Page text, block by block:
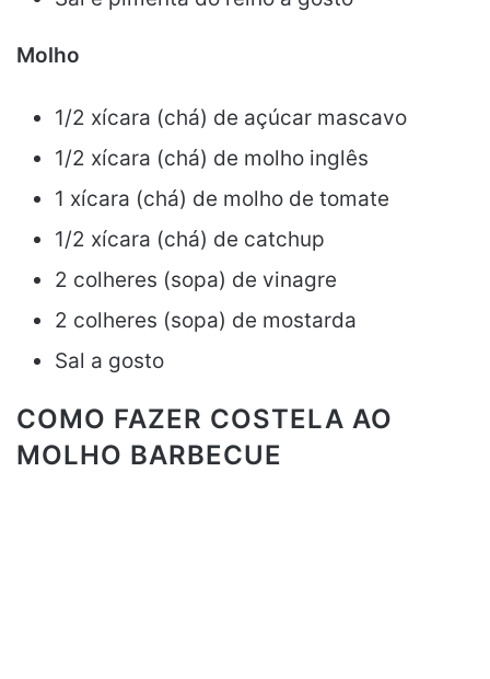
Molho
1/2 xícara (chá) de açúcar mascavo
1/2 xícara (chá) de molho inglês
1 xícara (chá) de molho de tomate
1/2 xícara (chá) de catchup
2 colheres (sopa) de vinagre
2 colheres (sopa) de mostarda
Sal a gosto
COMO FAZER COSTELA AO
MOLHO BARBECUE